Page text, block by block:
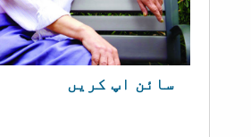
سائن اپ کریں